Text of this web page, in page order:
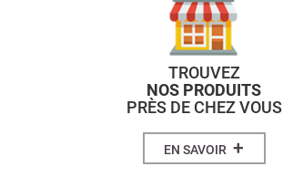
TROUVEZ
NOS PRODUITS
PRÈS DE CHEZ VOUS
EN SAVOIR +